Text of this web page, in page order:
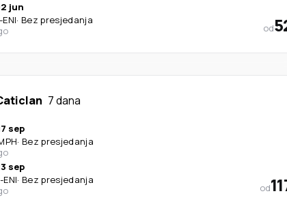
jun
ENI· Bez presjedanja
od
7 dana
sep
· Bez presjedanja
sep
-ENI· Bez presjedanja
od